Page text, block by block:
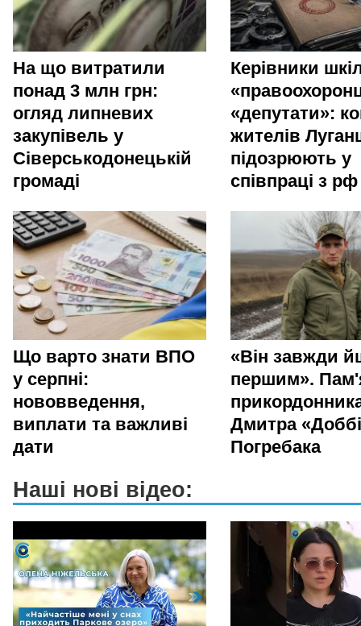
На що витратили
понад 3 млн грн:
огляд липневих
закупівель у
Сіверськодонецькій
громаді
Керівники
«депутати»:
жителів
підозрюють у
співпраці з рф
Що варто знати ВПО
у серпні:
нововведення,
виплати та важливі
дати
«Він завжди
першим».
Дмитра
Погребака
Наші нові відео: